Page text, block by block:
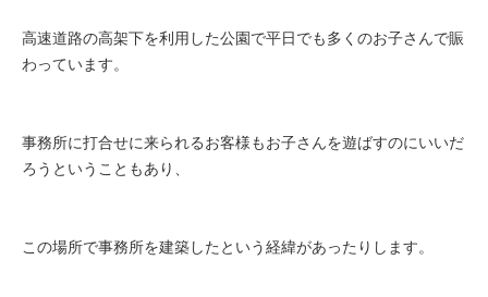
高速道路の高架下を利用した公園で平日でも多くのお子さんで賑
わっています。
事務所に打合せに来られるお客様もお子さんを遊ばすのにいいだ
ろうということもあり、
この場所で事務所を建築したという経緯があったりします。